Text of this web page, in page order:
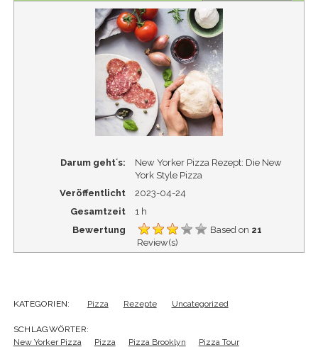
Darum geht´s:
New Yorker Pizza Rezept: Die New
York Style Pizza
Veröffentlicht
2023-04-24
Gesamtzeit
1 h
Bewertung
Based on 21
Review(s)
KATEGORIEN: Pizza Rezepte Uncategorized
SCHLAGWÖRTER:
New Yorker Pizza
Pizza Pizza Brooklyn Pizza Tour